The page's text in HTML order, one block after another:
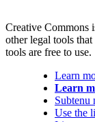
Creative Commons
other legal tools
tools are free to use.
Learn
Learn
Subtenu
Use the